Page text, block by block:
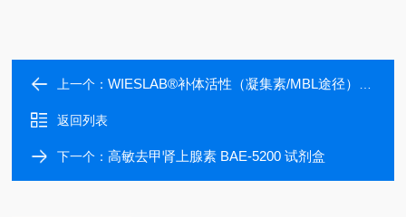
上一个：WIESLAB®补体活性（凝集素/MBL途径）试剂盒
返回列表
下一个：高敏去甲肾上腺素 BAE-5200 试剂盒